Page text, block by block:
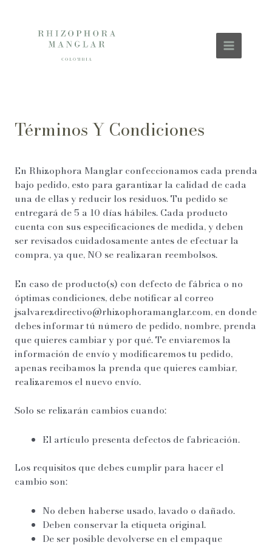
contenido
MAIN
Términos Y Condiciones
En Rhizophora Manglar confeccionamos cada prenda
bajo pedido, esto para garantizar la calidad de cada
una de ellas y reducir los residuos. Tu pedido se
entregará de 5 a 10 días hábiles. Cada producto
cuenta con sus especificaciones de medida, y deben
ser revisados cuidadosamente antes de efectuar la
compra, ya que, NO se realizaran reembolsos.
En caso de producto(s) con defecto de fábrica o no
óptimas condiciones, debe notificar al correo
jsalvarezdirectivo@rhizophoramanglar.com, en donde
debes informar tú número de pedido, nombre, prenda
que quieres cambiar y por qué. Te enviaremos la
información de envío y modificaremos tu pedido,
apenas recibamos la prenda que quieres cambiar,
realizaremos el nuevo envío.
Solo se relizarán cambios cuando:
El artículo presenta defectos de fabricación.
Los requisitos que debes cumplir para hacer el
cambio son:
No deben haberse usado, lavado o dañado.
Deben conservar la etiqueta original.
De ser posible devolverse en el empaque